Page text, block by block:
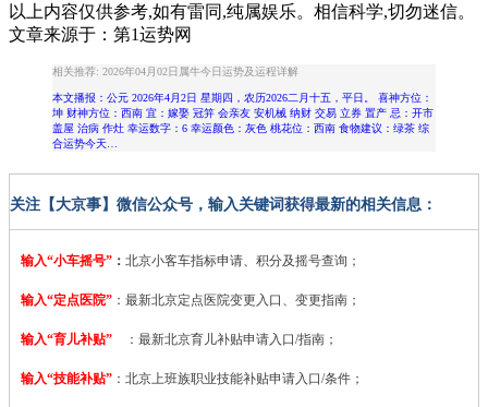
以上内容仅供参考,如有雷同,纯属娱乐。相信科学,切勿迷信。
文章来源于：第1运势网
相关推荐: 2026年04月02日属牛今日运势及运程详解
本文播报：公元 2026年4月2日 星期四，农历2026二月十五，平日。 喜神方位：
坤 财神方位：西南 宜：嫁娶 冠笄 会亲友 安机械 纳财 交易 立券 置产 忌：开市
盖屋 治病 作灶 幸运数字：6 幸运颜色：灰色 桃花位：西南 食物建议：绿茶 综
合运势今天…
关注【大京事】微信公众号，输入关键词获得最新的相关信息：
输入“小车摇号” ： 北京小客车指标申请、积分及摇号查询；
输入“定点医院” ： 最新北京定点医院变更入口、变更指南；
输入“育儿补贴” ：最新北京育儿补贴申请入口/指南；
输入“技能补贴” ： 北京上班族职业技能补贴申请入口/条件；